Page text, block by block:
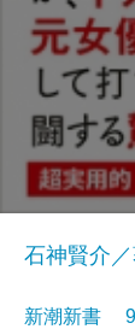
石神賢介
新潮新書